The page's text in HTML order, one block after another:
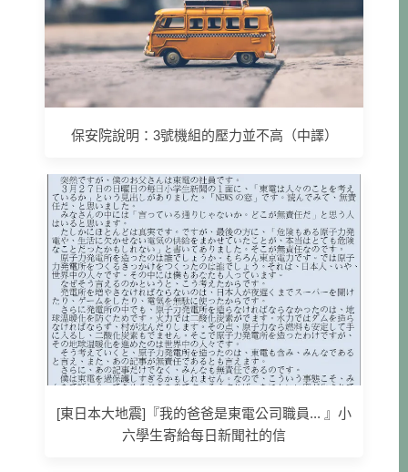
保安院說明：3號機組的壓力並不高（中譯）
[東日本大地震]『我的爸爸是東電公司職員... 』小
六學生寄給每日新聞社的信